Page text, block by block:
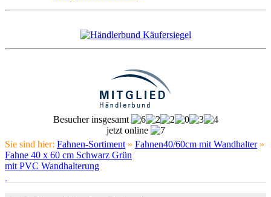
Besucher insgesamt
jetzt online
Sie sind hier: Fahnen-Sortiment » Fahnen40/60cm mit Wandhalter»
Fahne 40 x 60 cm Schwarz Grün
mit PVC Wandhalterung